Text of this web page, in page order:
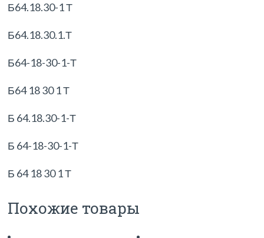
Б64.18.30-1 Т
Б64.18.30.1.Т
Б64-18-30-1-Т
Б64 18 30 1 Т
Б 64.18.30-1-Т
Б 64-18-30-1-Т
Б 64 18 30 1 Т
Похожие товары